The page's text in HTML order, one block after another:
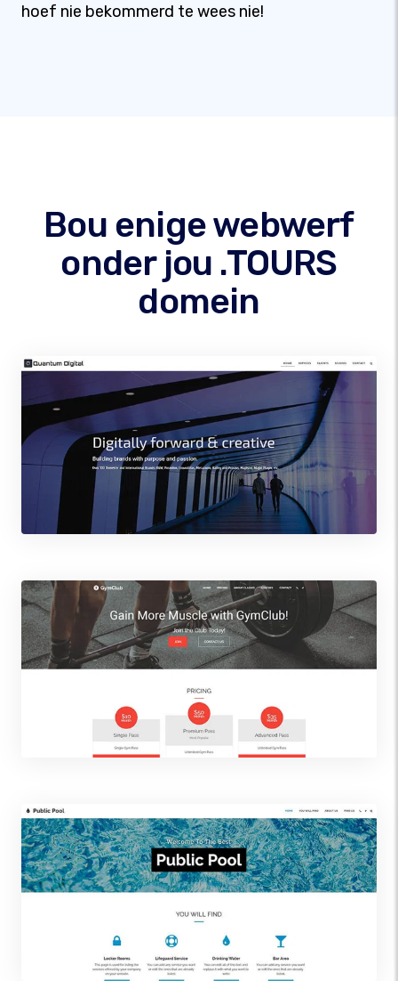
hoef nie bekommerd te wees nie!
Bou enige webwerf
onder jou .TOURS
domein